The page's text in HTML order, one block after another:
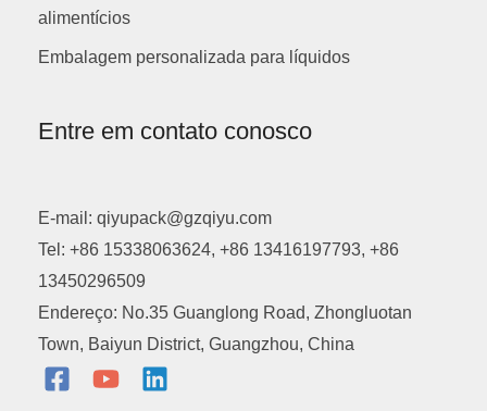
alimentícios
Embalagem personalizada para líquidos
Entre em contato conosco
E-mail: qiyupack@gzqiyu.com
Tel: +86 15338063624, +86 13416197793, +86
13450296509
Endereço: No.35 Guanglong Road, Zhongluotan
Town, Baiyun District, Guangzhou, China